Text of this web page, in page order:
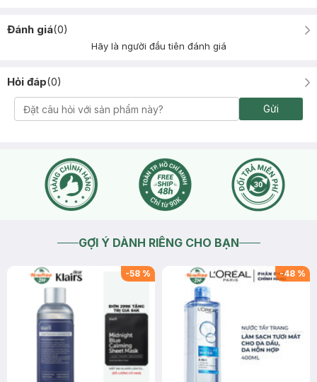
Đánh giá(0)
Hãy là người đầu tiên đánh giá
Hỏi đáp(0)
Gửi
GỢI Ý DÀNH RIÊNG CHO BẠN
-58 % -48 %